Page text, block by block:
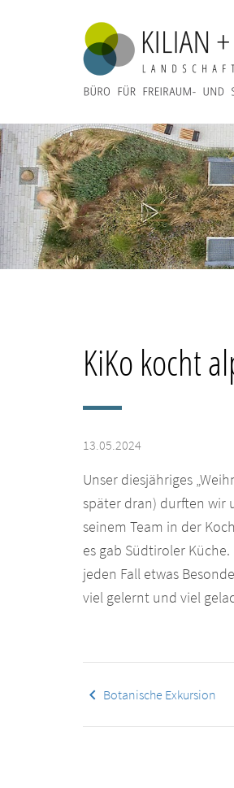
KiKo kocht
13.05.2024
Unser diesjähriges
später dran) durften wir
seinem Team in der
es gab Südtiroler
jeden Fall etwas
viel gelernt und viel
keyboard_arrow_left Botanische Exkursion